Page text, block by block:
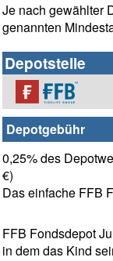
Je nach gewählter
genannten
Depotstelle
Depotgebühr
0,25% des
€)
Das einfache FFB
FFB Fondsdepot
in dem das Kind